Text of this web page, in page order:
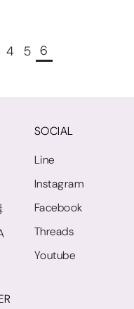
4 5 6
SOCIAL
Line
Instagram
Facebook
Threads
Youtube